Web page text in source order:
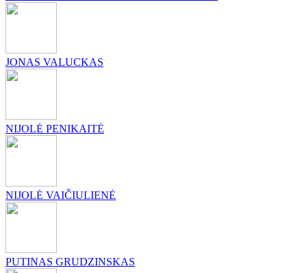
JONAS VALUCKAS
NIJOLĖ PENIKAITĖ
NIJOLĖ VAIČIULIENĖ
PUTINAS GRUDZINSKAS